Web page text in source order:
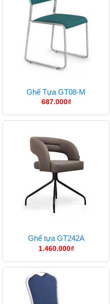
Ghế Tựa GT08-M
687.000₫
Ghế tựa GT242A
1.460.000₫